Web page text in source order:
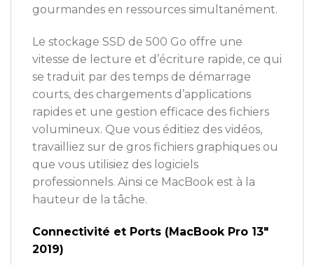
gourmandes en ressources simultanément.
Le stockage SSD de 500 Go offre une
vitesse de lecture et d’écriture rapide, ce qui
se traduit par des temps de démarrage
courts, des chargements d’applications
rapides et une gestion efficace des fichiers
volumineux. Que vous éditiez des vidéos,
travailliez sur de gros fichiers graphiques ou
que vous utilisiez des logiciels
professionnels. Ainsi ce MacBook est à la
hauteur de la tâche.
Connectivité et Ports (MacBook Pro 13″
2019)